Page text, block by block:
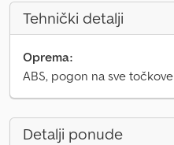
Tehnički detalji
Oprema:
ABS, pogon na sve točkove
Detalji ponude